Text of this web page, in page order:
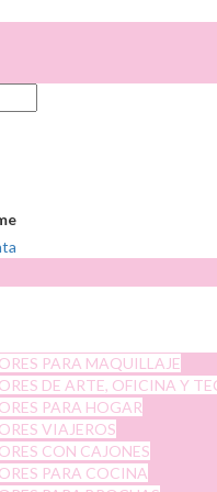
PARA MAQUILLAJE
DE ARTE, OFICINA Y
PARA HOGAR
VIAJEROS
CON CAJONES
PARA COCINA